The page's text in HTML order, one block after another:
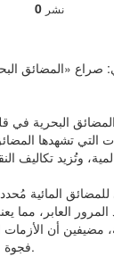
0 نشر
البحرية
التي تشهدها
وتُزيد تكاليف
المائية
العابر، مما
مضيفين أن
فجوة متّسعة بين المبادئ القانونية وقدرات إنفاذ القانون الدولي.